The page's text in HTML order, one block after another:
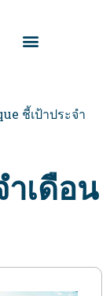
ชี้เป้าประจำ
ำเดือน